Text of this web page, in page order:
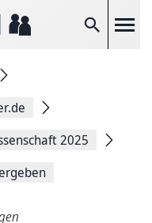
Suche
2025